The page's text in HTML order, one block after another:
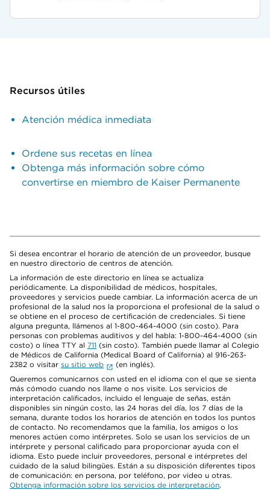
Recursos útiles
Atención médica inmediata
Ordene sus recetas en línea
Obtenga más información sobre cómo
convertirse en miembro de Kaiser Permanente
Si desea encontrar el horario de atención de un proveedor, busque
en nuestro directorio de centros de atención.
La información de este directorio en línea se actualiza
periódicamente. La disponibilidad de médicos, hospitales,
proveedores y servicios puede cambiar. La información acerca de un
profesional de la salud nos la proporciona el profesional de la salud o
se obtiene en el proceso de certificación de credenciales. Si tiene
alguna pregunta, llámenos al 1-800-464-4000 (sin costo). Para
personas con problemas auditivos y del habla: 1-800-464-4000 (sin
costo) o línea TTY al 711 (sin costo). También puede llamar al Colegio
de Médicos de California (Medical Board of California) al 916-263-
2382 o visitar su sitio web
(en inglés).
Queremos comunicarnos con usted en el idioma con el que se sienta
más cómodo cuando nos llame o nos visite. Los servicios de
interpretación calificados, incluido el lenguaje de señas, están
disponibles sin ningún costo, las 24 horas del día, los 7 días de la
semana, durante todos los horarios de atención en todos los puntos
de contacto. No recomendamos que la familia, los amigos o los
menores actúen como intérpretes. Solo se usan los servicios de un
intérprete y personal calificado para proporcionar ayuda con el
idioma. Esto puede incluir proveedores, personal e intérpretes del
cuidado de la salud bilingües. Están a su disposición diferentes tipos
de comunicación: en persona, por teléfono, por video u otras.
Obtenga información sobre los servicios de interpretación.